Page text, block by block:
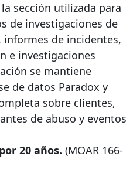
sección utilizada para
de investigaciones de
de incidentes,
e investigaciones
se mantiene
de datos Paradox y
sobre clientes,
de abuso y eventos
20 años. (MOAR 166-